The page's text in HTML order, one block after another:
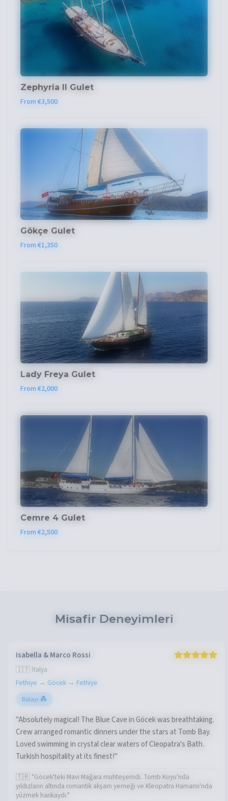
Zephyria II Gulet
From €3,500
Gökçe Gulet
From €1,350
Lady Freya Gulet
From €2,000
Cemre 4 Gulet
From €2,500
Misafir Deneyimleri
Isabella & Marco Rossi
🇮🇹 İtalya
Fethiye → Göcek → Fethiye
Balayı 💑
"Absolutely magical! The Blue Cave in Göcek was breathtaking.
Crew arranged romantic dinners under the stars at Tomb Bay.
Loved swimming in crystal clear waters of Cleopatra's Bath.
Turkish hospitality at its finest!"
🇹🇷 "Göcek'teki Mavi Mağara muhteşemdi. Tomb Koyu'nda
yıldızların altında romantik akşam yemeği ve Kleopatra Hamamı'nda
yüzmek harikaydı."